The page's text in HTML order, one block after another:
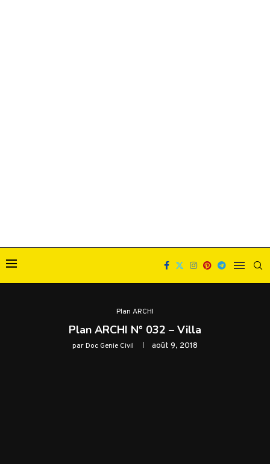
Plan ARCHI
Plan ARCHI N° 032 – Villa
parDoc Genie Civil août 9, 2018